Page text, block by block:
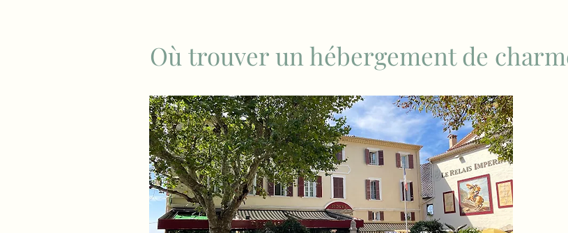
Où trouver un hébergement de